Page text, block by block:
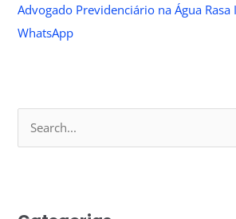
Advogado Previdenciário na Água
WhatsApp